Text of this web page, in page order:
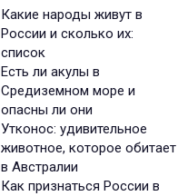
Какие народы живут в
России и сколько их:
список
Есть ли акулы в
Средиземном море и
опасны ли они
Утконос: удивительное
животное, которое обитает
в Австралии
Как признаться России в